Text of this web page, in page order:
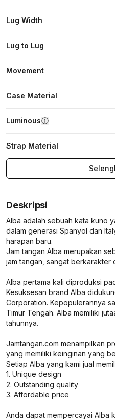
Lug Width
Lug to Lug
Movement
Case Material
Luminous
Strap Material
Deskripsi
Alba adalah sebuah kata kuno
dalam generasi Spanyol dan
harapan baru.
Jam tangan Alba merupakan
jam tangan, sangat berkarakter
Alba pertama kali diproduksi
Kesuksesan brand Alba
Corporation. Kepopulerannya
Timur Tengah. Alba memiliki
tahunnya.
Jamtangan.com menampilkan
yang memiliki keinginan yang
Setiap Alba yang kami jual
1. Unique design
2. Outstanding quality
3. Affordable price
Anda dapat mempercayai Alba